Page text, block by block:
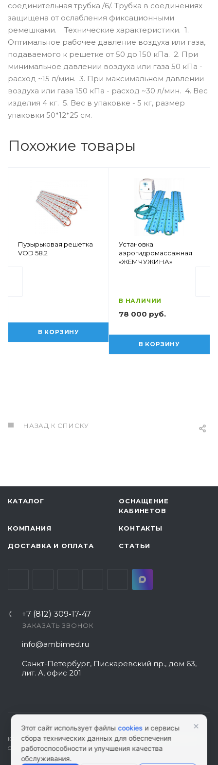
соединительная трубка /6/. Трубка в соединениях
защищена от ослабления фиксационными
ремешками. Технические характеристики. 1.
Оптимальное рабочее давление воздуха или газа,
подаваемого к решетке от 50 до 150 кПа. 2. При
минимальное давлении воздуха или газа 50 кПа -
расход ~15 л/мин. 3. При максимальном давлении
воздуха или газа 150 кПа - расход ~30 л/мин. 4. Вес
изделия 4 кг. 5. Вес в упаковке - 5 кг, размер
упаковки 50*12*25 см.
Похожие товары
Пузырьковая решетка
VOD 58.2
В КОРЗИНУ
Установка
аэрогидромассажная
«ЖЕМЧУЖИНА»
В НАЛИЧИИ
78 000 руб.
В КОРЗИНУ
НАЗАД К СПИСКУ
КАТАЛОГ
ОСНАЩЕНИЕ
КАБИНЕТОВ
КОМПАНИЯ КОНТАКТЫ
ДОСТАВКА И ОПЛАТА СТАТЬИ
+7 (812) 309-17-47
ЗАКАЗАТЬ ЗВОНОК
info@ambimed.ru
Санкт-Петербург, Пискаревский пр., дом 63,
лит. А, офис 201
КАРТА САЙТА|ПОЛИТИКА КОНФИДЕНЦИАЛЬНОСТИ|СОГЛАСИЕ НА
ОБРАБОТКУ ПЕРСОНАЛЬНЫХ ДАННЫХ
Этот сайт использует файлыcookies и сервисы
сбора технических данных для обеспечения
работоспособности и улучшения качества
обслуживания.
×